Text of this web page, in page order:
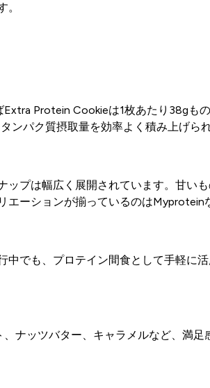
。
Protein Cookieは1枚あたり38gも
ンパク質摂取量を効率よく積み上げられ
プは幅広く展開されています。甘い
ーションが揃っているのはMyprotein
でも、プロテイン間食として手軽に
ナッツバター、キャラメルなど、満足